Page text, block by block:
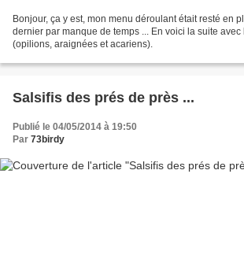
Bonjour, ça y est, mon menu déroulant était resté en
dernier par manque de temps ... En voici la suite
(opilions, araignées et acariens).
Salsifis des prés de près ...
Publié le 04/05/2014 à 19:50
Par 73birdy